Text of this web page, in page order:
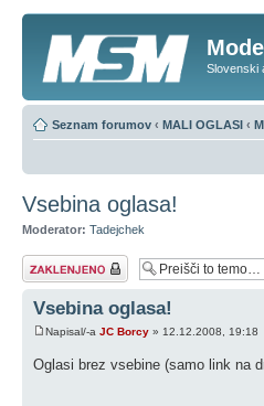
Slovenski
Seznam forumov ‹ MALI OGLASI ‹
Vsebina oglasa!
Moderator: Tadejchek
Tema je zaklenjena
Vsebina oglasa!
Napisal/-a JC Borcy » 12.12.2008, 19:18
Oglasi brez vsebine (samo link na